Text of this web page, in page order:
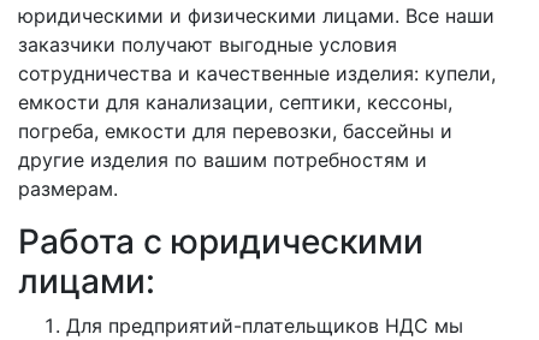
юридическими и физическими лицами. Все наши
заказчики получают выгодные условия
сотрудничества и качественные изделия: купели,
емкости для канализации, септики, кессоны,
погреба, емкости для перевозки, бассейны и
другие изделия по вашим потребностям и
размерам.
Работа с юридическими
лицами:
Для предприятий-плательщиков НДС мы